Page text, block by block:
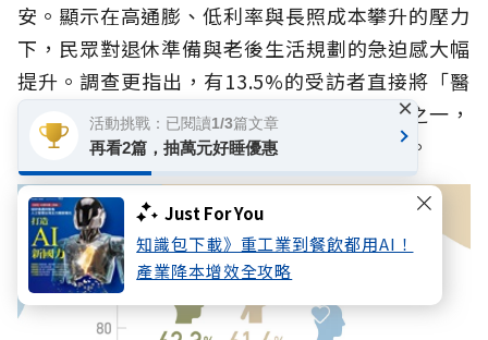
Just For You
知識包下載》重工業到餐飲都用AI！
產業降本增效全攻略
安。顯示在高通膨、低利率與長照成本攀升的壓力
下，民眾對退休準備與老後生活規劃的急迫感大幅
提升。調查更指出，有13.5%的受訪者直接將「醫
療與長照支出」視為最重視的財務管理項目之一，
點出長照風險正從健康議題轉化為財務議題。
活動挑戰：已閱讀1/3篇文章
再看2篇，抽萬元好睡優惠
×